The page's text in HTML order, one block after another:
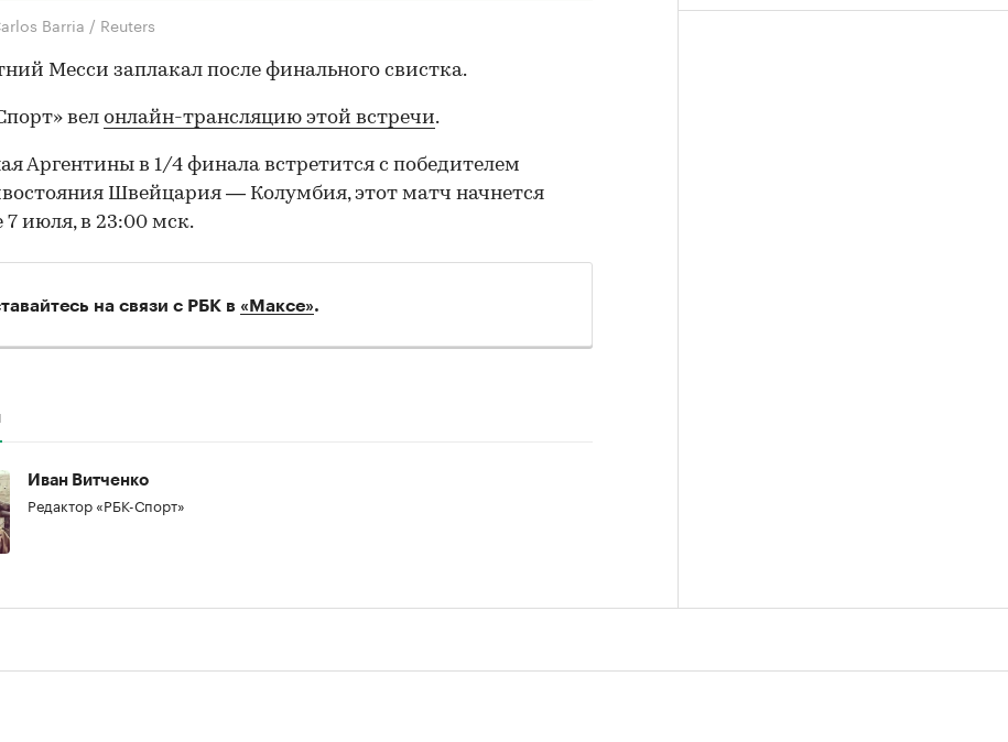
Barria / Reuters
Месси заплакал после финального свистка.
вел онлайн-трансляцию этой встречи.
Аргентины в 1/4 финала встретится с победителем
Швейцария — Колумбия, этот матч начнется
7 июля, в 23:00 мск.
на связи с РБК в «Максе».
Иван Витченко
Редактор «РБК-Спорт»